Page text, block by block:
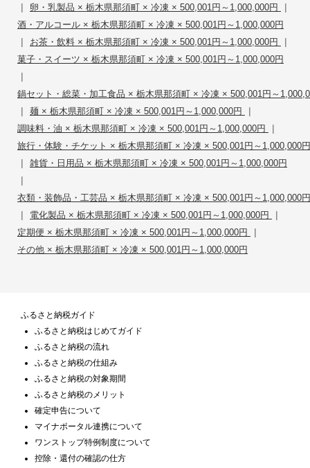
| 卵・乳製品 × 栃木県那須町 × 冷凍 × 500,001円～1,000,000円 |
酒・アルコール × 栃木県那須町 × 冷凍 × 500,001円～1,000,000円
| お茶・飲料 × 栃木県那須町 × 冷凍 × 500,001円～1,000,000円 |
菓子・スイーツ × 栃木県那須町 × 冷凍 × 500,001円～1,000,000円
|
鍋セット・総菜・加工食品 × 栃木県那須町 × 冷凍 × 500,001円～
| 麺 × 栃木県那須町 × 冷凍 × 500,001円～1,000,000円 |
調味料・油 × 栃木県那須町 × 冷凍 × 500,001円～1,000,000円 |
旅行・体験・チケット × 栃木県那須町 × 冷凍 × 500,001円～1,000,000円
| 雑貨・日用品 × 栃木県那須町 × 冷凍 × 500,001円～1,000,000円
|
衣類・装飾品・工芸品 × 栃木県那須町 × 冷凍 × 500,001円～1,000,000円
| 電化製品 × 栃木県那須町 × 冷凍 × 500,001円～1,000,000円 |
定期便 × 栃木県那須町 × 冷凍 × 500,001円～1,000,000円 |
その他 × 栃木県那須町 × 冷凍 × 500,001円～1,000,000円
ふるさと納税ガイド
ふるさと納税はじめてガイド
ふるさと納税の流れ
ふるさと納税の仕組み
ふるさと納税の対象期間
ふるさと納税のメリット
確定申告について
マイナポータル連携について
ワンストップ特例制度について
控除・還付の確認の仕方